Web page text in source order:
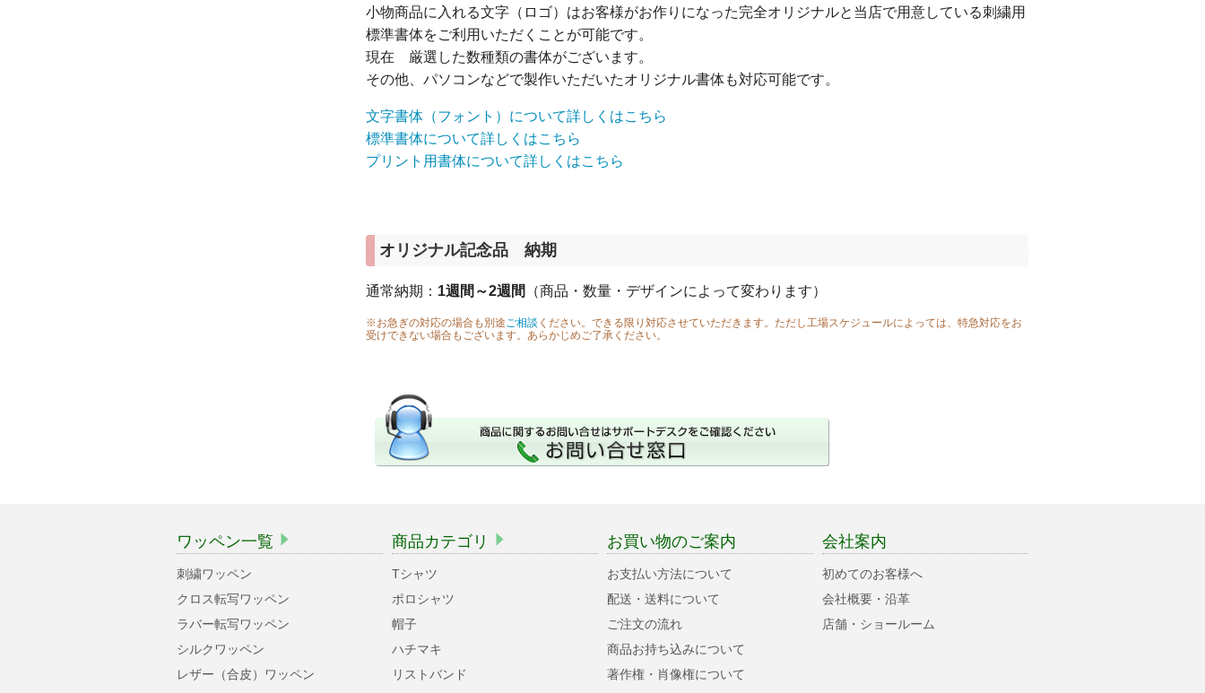
小物商品に入れる文字（ロゴ）はお客様がお作りになった完全オリジナルと当店で用意している刺繍用
標準書体をご利用いただくことが可能です。
現在 厳選した数種類の書体がございます。
その他、パソコンなどで製作いただいたオリジナル書体も対応可能です。
文字書体（フォント）について詳しくはこちら
標準書体について詳しくはこちら
プリント用書体について詳しくはこちら
オリジナル記念品 納期
通常納期： 1週間～2週間 （商品・数量・デザインによって変わります）
※お急ぎの対応の場合も別途 ご相談 ください。できる限り対応させていただきます。ただし工場スケジュールによっては、特急対応をお
受けできない場合もございます。あらかじめご了承ください。
ワッペン一覧
刺繍ワッペン
クロス転写ワッペン
ラバー転写ワッペン
シルクワッペン
レザー（合皮）ワッペン
商品カテゴリ
Tシャツ
ポロシャツ
帽子
ハチマキ
リストバンド
お買い物のご案内
お支払い方法について
配送・送料について
ご注文の流れ
商品お持ち込みについて
著作権・肖像権について
会社案内
初めてのお客様へ
会社概要・沿革
店舗・ショールーム